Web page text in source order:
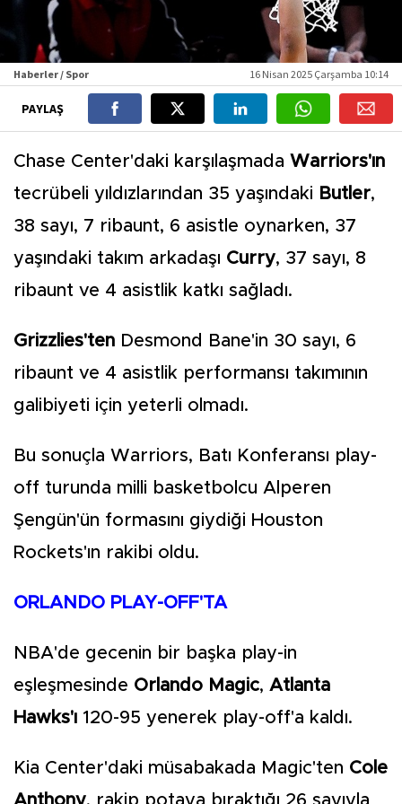
Haberler / Spor 16 Nisan 2025 Çarşamba 10:14
PAYLAŞ
Chase Center'daki karşılaşmada Warriors'ın
tecrübeli yıldızlarından 35 yaşındaki Butler,
38 sayı, 7 ribaunt, 6 asistle oynarken, 37
yaşındaki takım arkadaşı Curry, 37 sayı, 8
ribaunt ve 4 asistlik katkı sağladı.
Grizzlies'ten Desmond Bane'in 30 sayı, 6
ribaunt ve 4 asistlik performansı takımının
galibiyeti için yeterli olmadı.
Bu sonuçla Warriors, Batı Konferansı play-
off turunda milli basketbolcu Alperen
Şengün'ün formasını giydiği Houston
Rockets'ın rakibi oldu.
ORLANDO PLAY-OFF'TA
NBA'de gecenin bir başka play-in
eşleşmesinde Orlando Magic, Atlanta
Hawks'ı 120-95 yenerek play-off'a kaldı.
Kia Center'daki müsabakada Magic'ten Cole
Anthony, rakip potaya bıraktığı 26 sayıyla